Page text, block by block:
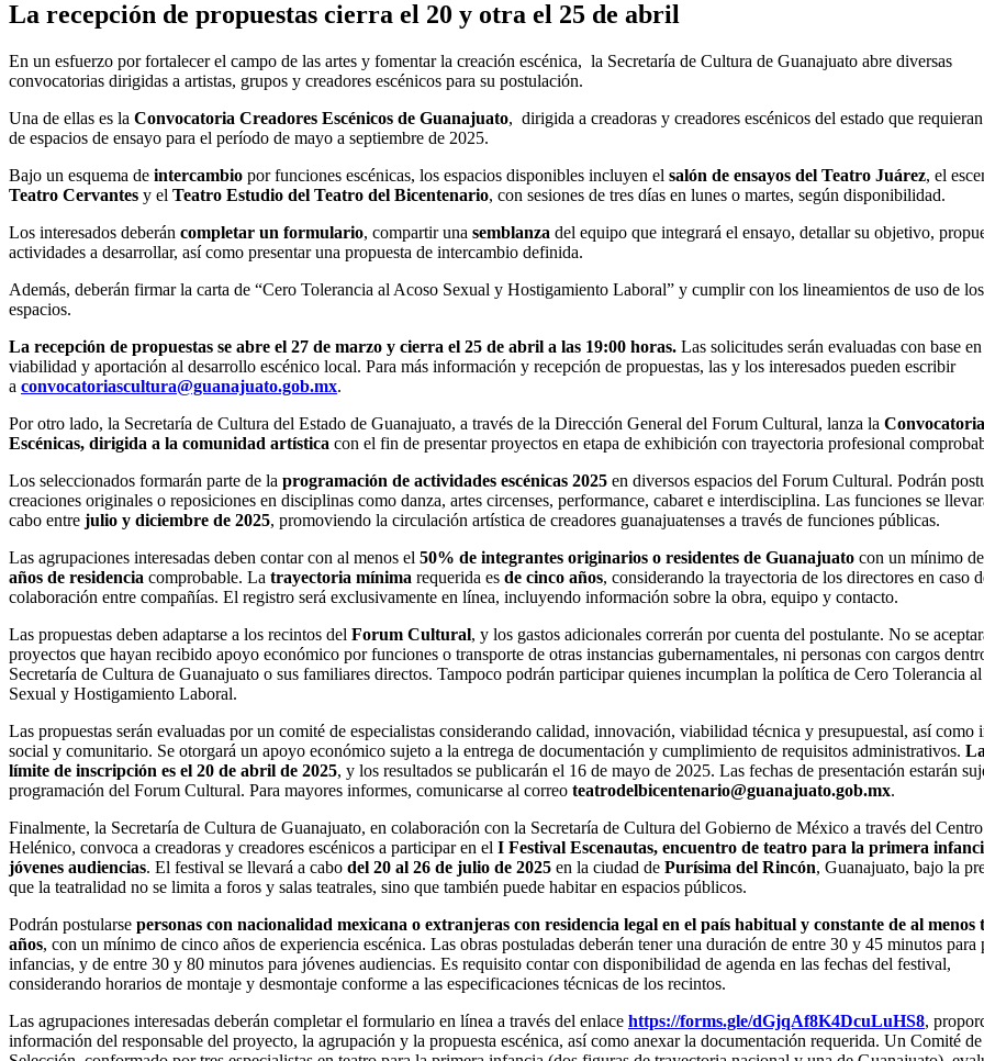
La recepción de propuestas cierra el 20 y otra el 25 de abril
En un esfuerzo por fortalecer el campo de las artes y fomentar la creación escénica, la Secretaría de Cultura de Guanajuato abre diversas
convocatorias dirigidas a artistas, grupos y creadores escénicos para su postulación.
Una de ellas es la Convocatoria Creadores Escénicos de Guanajuato, dirigida a creadoras y creadores escénicos del estado que
de espacios de ensayo para el período de mayo a septiembre de 2025.
Bajo un esquema de intercambio por funciones escénicas, los espacios disponibles incluyen el salón de ensayos del Teatro Juárez, el
Teatro Cervantes y el Teatro Estudio del Teatro del Bicentenario, con sesiones de tres días en lunes o martes, según disponibilidad.
Los interesados deberán completar un formulario, compartir una semblanza del equipo que integrará el ensayo, detallar su objetivo,
actividades a desarrollar, así como presentar una propuesta de intercambio definida.
Además, deberán firmar la carta de “Cero Tolerancia al Acoso Sexual y Hostigamiento Laboral” y cumplir con los lineamientos de uso de los
espacios.
La recepción de propuestas se abre el 27 de marzo y cierra el 25 de abril a las 19:00 horas. Las solicitudes serán evaluadas con base en
viabilidad y aportación al desarrollo escénico local. Para más información y recepción de propuestas, las y los interesados pueden escribir
a convocatoriascultura@guanajuato.gob.mx.
Por otro lado, la Secretaría de Cultura del Estado de Guanajuato, a través de la Dirección General del Forum Cultural, lanza la
Escénicas, dirigida a la comunidad artística con el fin de presentar proyectos en etapa de exhibición con trayectoria profesional
Los seleccionados formarán parte de la programación de actividades escénicas 2025 en diversos espacios del Forum Cultural. Podrán
creaciones originales o reposiciones en disciplinas como danza, artes circenses, performance, cabaret e interdisciplina. Las funciones se
cabo entre julio y diciembre de 2025, promoviendo la circulación artística de creadores guanajuatenses a través de funciones públicas.
Las agrupaciones interesadas deben contar con al menos el 50% de integrantes originarios o residentes de Guanajuato con un mínimo de
años de residencia comprobable. La trayectoria mínima requerida es de cinco años, considerando la trayectoria de los directores en caso
colaboración entre compañías. El registro será exclusivamente en línea, incluyendo información sobre la obra, equipo y contacto.
Las propuestas deben adaptarse a los recintos del Forum Cultural, y los gastos adicionales correrán por cuenta del postulante. No se
proyectos que hayan recibido apoyo económico por funciones o transporte de otras instancias gubernamentales, ni personas con cargos
Secretaría de Cultura de Guanajuato o sus familiares directos. Tampoco podrán participar quienes incumplan la política de Cero Tolerancia
Sexual y Hostigamiento Laboral.
Las propuestas serán evaluadas por un comité de especialistas considerando calidad, innovación, viabilidad técnica y presupuestal, así como
social y comunitario. Se otorgará un apoyo económico sujeto a la entrega de documentación y cumplimiento de requisitos administrativos.
límite de inscripción es el 20 de abril de 2025, y los resultados se publicarán el 16 de mayo de 2025. Las fechas de presentación estarán
programación del Forum Cultural. Para mayores informes, comunicarse al correo teatrodelbicentenario@guanajuato.gob.mx.
Finalmente, la Secretaría de Cultura de Guanajuato, en colaboración con la Secretaría de Cultura del Gobierno de México a través del
Helénico, convoca a creadoras y creadores escénicos a participar en el I Festival Escenautas, encuentro de teatro para la primera
jóvenes audiencias. El festival se llevará a cabo del 20 al 26 de julio de 2025 en la ciudad de Purísima del Rincón, Guanajuato, bajo la
que la teatralidad no se limita a foros y salas teatrales, sino que también puede habitar en espacios públicos.
Podrán postularse personas con nacionalidad mexicana o extranjeras con residencia legal en el país habitual y constante de al menos
años, con un mínimo de cinco años de experiencia escénica. Las obras postuladas deberán tener una duración de entre 30 y 45 minutos para
infancias, y de entre 30 y 80 minutos para jóvenes audiencias. Es requisito contar con disponibilidad de agenda en las fechas del festival,
considerando horarios de montaje y desmontaje conforme a las especificaciones técnicas de los recintos.
Las agrupaciones interesadas deberán completar el formulario en línea a través del enlace https://forms.gle/dGjqAf8K4DcuLuHS8,
información del responsable del proyecto, la agrupación y la propuesta escénica, así como anexar la documentación requerida. Un Comité de